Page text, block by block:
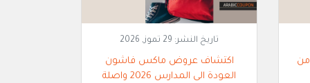
من
تاريخ النشر: 29 تموز, 2026
اكتشاف عروض ماكس فاشون
العودة الى المدارس 2026 واصلة